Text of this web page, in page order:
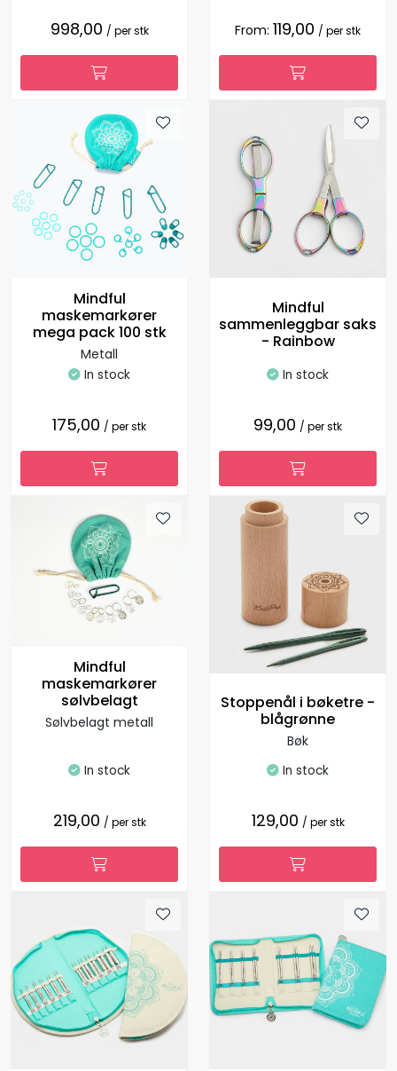
998,00 / per stk From: 119,00 / per stk
Mindful
maskemarkører
mega pack 100 stk
Metall
In stock
175,00 / per stk
Mindful
sammenleggbar saks
- Rainbow
In stock
99,00 / per stk
Mindful
maskemarkører
sølvbelagt
Sølvbelagt metall
In stock
219,00 / per stk
Stoppenål i bøketre -
blågrønne
Bøk
In stock
129,00 / per stk